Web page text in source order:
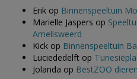
Erik op Binnenspeeltuin
Marielle Jaspers op
Amelisweerd
Kick op Binnenspeeltuin
Luciededelft op
Jolanda op BestZOO